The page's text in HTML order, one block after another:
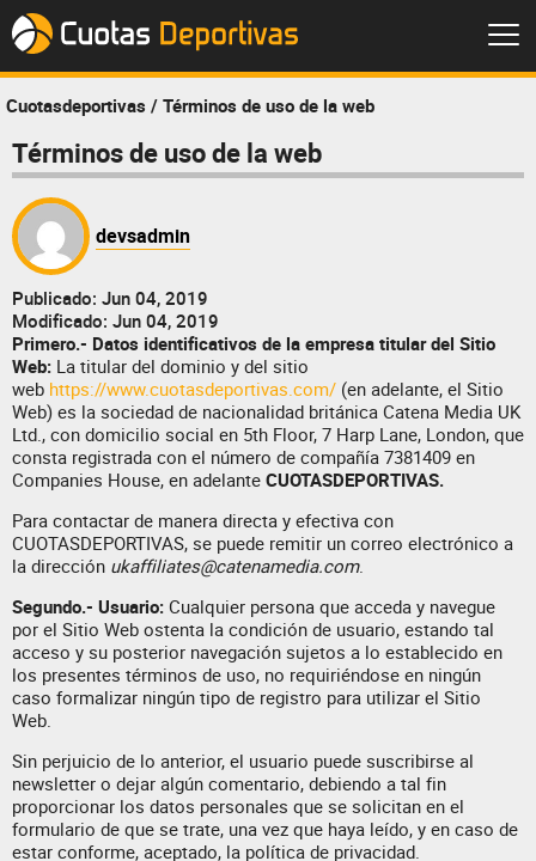
Blog
Cuotasdeportivas / Términos de uso de la web
Términos de uso de la web
devsadmin
Publicado: Jun 04, 2019
Modificado: Jun 04, 2019
Primero.- Datos identificativos de la empresa titular del Sitio
Web: La titular del dominio y del sitio
web https://www.cuotasdeportivas.com/ (en adelante, el Sitio
Web) es la sociedad de nacionalidad británica Catena Media UK
Ltd., con domicilio social en 5th Floor, 7 Harp Lane, London, que
consta registrada con el número de compañía 7381409 en
Companies House, en adelante CUOTASDEPORTIVAS.
Para contactar de manera directa y efectiva con
CUOTASDEPORTIVAS, se puede remitir un correo electrónico a
la dirección ukaffiliates@catenamedia.com.
Segundo.- Usuario: Cualquier persona que acceda y navegue
por el Sitio Web ostenta la condición de usuario, estando tal
acceso y su posterior navegación sujetos a lo establecido en
los presentes términos de uso, no requiriéndose en ningún
caso formalizar ningún tipo de registro para utilizar el Sitio
Web.
Sin perjuicio de lo anterior, el usuario puede suscribirse al
newsletter o dejar algún comentario, debiendo a tal fin
proporcionar los datos personales que se solicitan en el
formulario de que se trate, una vez que haya leído, y en caso de
estar conforme, aceptado, la política de privacidad.